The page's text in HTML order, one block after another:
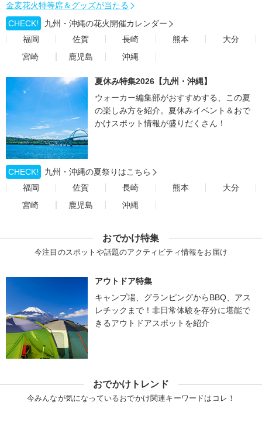
金麦花火特等席＆グッズが当たる
CHECK!
九州・沖縄の花火開催カレンダー
福岡
佐賀 長崎 熊本
大分
宮崎
鹿児島 沖縄
夏休み特集2026【九州・沖縄】
ウォーカー編集部がおすすめする、この夏
の楽しみ方を紹介。夏休みイベント＆おで
かけスポット情報が盛りだくさん！
CHECK!
九州・沖縄の夏祭りはこちら
福岡
佐賀 長崎 熊本
大分
宮崎
鹿児島 沖縄
おでかけ特集
今注目のスポットや話題のアクティビティ情報をお届け
アウトドア特集
キャンプ場、グランピングからBBQ、アス
レチックまで！非日常体験を存分に堪能で
きるアウトドアスポットを紹介
おでかけトレンド
今みんなが気になっているおでかけ関連キーワードはコレ！